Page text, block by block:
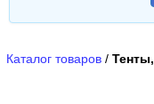
Каталог товаров /